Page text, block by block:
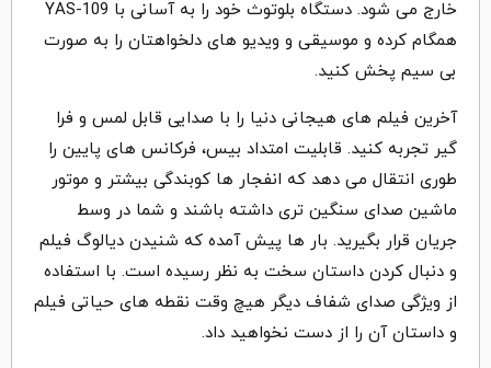
خارج می شود.
دستگاه بلوتوث خود را به آسانی با YAS-109
همگام کرده و موسیقی و ویدیو های دلخواهتان را به صورت
بی سیم پخش کنید.
آخرین فیلم های هیجانی دنیا را با صدایی قابل لمس و فرا
گیر تجربه کنید. قابلیت امتداد بیس، فرکانس های پایین را
طوری انتقال می دهد که انفجار ها کوبندگی بیشتر و موتور
ماشین صدای سنگین تری داشته باشند و شما در وسط
جریان قرار بگیرید. بار ها پیش آمده که شنیدن دیالوگ فیلم
و دنبال کردن داستان سخت به نظر رسیده است. با استفاده
از ویژگی صدای شفاف دیگر هیچ وقت نقطه های حیاتی فیلم
و داستان آن را از دست نخواهید داد.